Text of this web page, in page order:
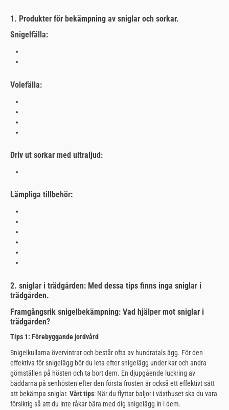
1. Produkter för bekämpning av sniglar och sorkar.
Snigelfälla:
Volefälla:
Driv ut sorkar med ultraljud:
Lämpliga tillbehör:
2. sniglar i trädgården: Med dessa tips finns inga sniglar i
trädgården.
Framgångsrik snigelbekämpning: Vad hjälper mot sniglar i
trädgården?
Tips 1: Förebyggande jordvård
Snigelkullarna övervintrar och består ofta av hundratals ägg. För den
effektiva för snigelägg bör du leta efter snigelägg under kar och andra
gömställen på hösten och ta bort dem. En djupgående luckring av
bäddarna på senhösten efter den första frosten är också ett effektivt sätt
att bekämpa sniglar. Vårt tips: När du flyttar baljor i växthuset ska du vara
försiktig så att du inte råkar bära med dig snigelägg in i dem.